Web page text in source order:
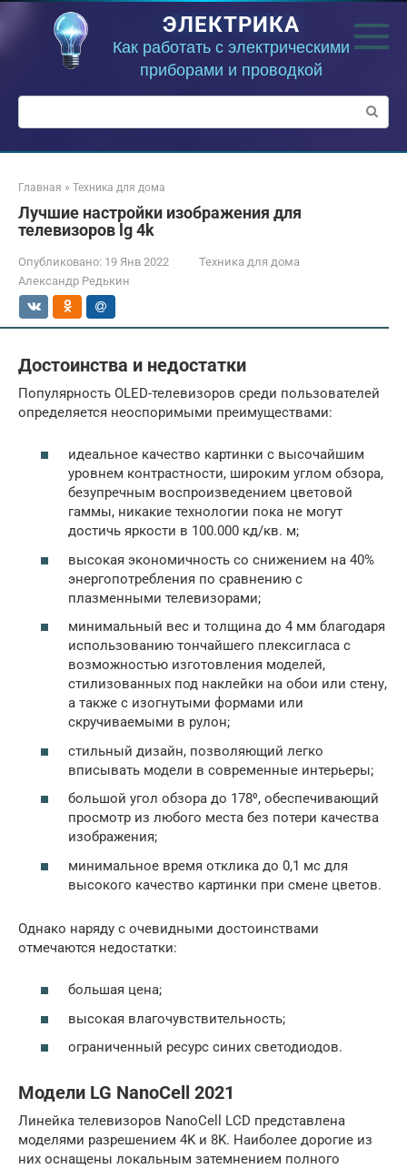
ЭЛЕКТРИКА
Как работать с электрическими
приборами и проводкой
Поиск:
Главная » Техника для дома
Лучшие настройки изображения для
телевизоров lg 4k
Опубликовано: 19 Янв 2022
Техника для дома
Александр Редькин
Достоинства и недостатки
Популярность OLED-телевизоров среди пользователей
определяется неоспоримыми преимуществами:
идеальное качество картинки с высочайшим
уровнем контрастности, широким углом обзора,
безупречным воспроизведением цветовой
гаммы, никакие технологии пока не могут
достичь яркости в 100.000 кд/кв. м;
высокая экономичность со снижением на 40%
энергопотребления по сравнению с
плазменными телевизорами;
минимальный вес и толщина до 4 мм благодаря
использованию тончайшего плексигласа с
возможностью изготовления моделей,
стилизованных под наклейки на обои или стену,
а также с изогнутыми формами или
скручиваемыми в рулон;
стильный дизайн, позволяющий легко
вписывать модели в современные интерьеры;
большой угол обзора до 178⁰, обеспечивающий
просмотр из любого места без потери качества
изображения;
минимальное время отклика до 0,1 мс для
высокого качество картинки при смене цветов.
Однако наряду с очевидными достоинствами
отмечаются недостатки:
большая цена;
высокая влагочувствительность;
ограниченный ресурс синих светодиодов.
Модели LG NanoCell 2021
Линейка телевизоров NanoCell LCD представлена
моделями разрешением 4K и 8K. Наиболее дорогие из
них оснащены локальным затемнением полного